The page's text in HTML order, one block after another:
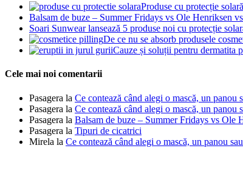
Produse cu protecție
Balsam de buze – Summer Fridays vs Ole Henriksen
Soari Sunwear lansează 5 produse noi cu protecție
De ce nu se absorb produsele
Cauze și soluții pentru dermatita
Cele mai noi comentarii
Pasagera la Ce contează când alegi o mască, un
Pasagera la Ce contează când alegi o mască, un
Pasagera la Balsam de buze – Summer Fridays vs Ole
Pasagera la Tipuri de cicatrici
Mirela la Ce contează când alegi o mască, un panou